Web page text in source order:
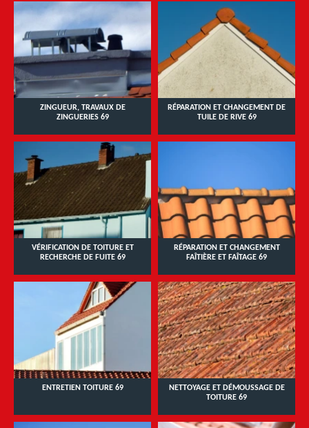
ZINGUEUR, TRAVAUX DE
ZINGUERIES 69
RÉPARATION ET CHANGEMENT DE
TUILE DE RIVE 69
VÉRIFICATION DE TOITURE ET
RECHERCHE DE FUITE 69
RÉPARATION ET CHANGEMENT
FAÎTIÈRE ET FAÎTAGE 69
ENTRETIEN TOITURE 69
NETTOYAGE ET DÉMOUSSAGE DE
TOITURE 69